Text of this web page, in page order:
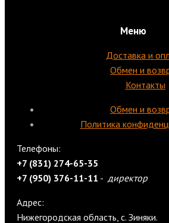
Меню
Доставка и
Обмен и
Контакты
Обмен и
Политика
Телефоны:
+7 (831) 274-65-35
+7 (950) 376-11-11 - директор
Адрес:
Нижегородская область, с. Зиняки.